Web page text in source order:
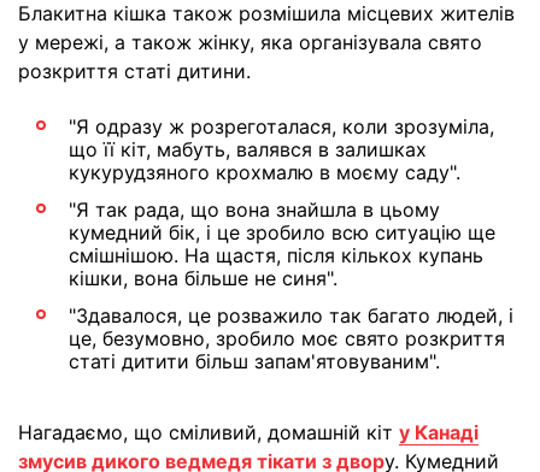
Блакитна кішка також розмішила місцевих жителів
у мережі, а також жінку, яка організувала свято
розкриття статі дитини.
"Я одразу ж розреготалася, коли зрозуміла,
що її кіт, мабуть, валявся в залишках
кукурудзяного крохмалю в моєму саду".
"Я так рада, що вона знайшла в цьому
кумедний бік, і це зробило всю ситуацію ще
смішнішою. ​​На щастя, після кількох купань
кішки, вона більше не синя".
"Здавалося, це розважило так багато людей, і
це, безумовно, зробило моє свято розкриття
статі дитити більш запам'ятовуваним".
Нагадаємо, що сміливий, домашній кіт у Канаді
змусив дикого ведмедя тікати з двору. Кумедний